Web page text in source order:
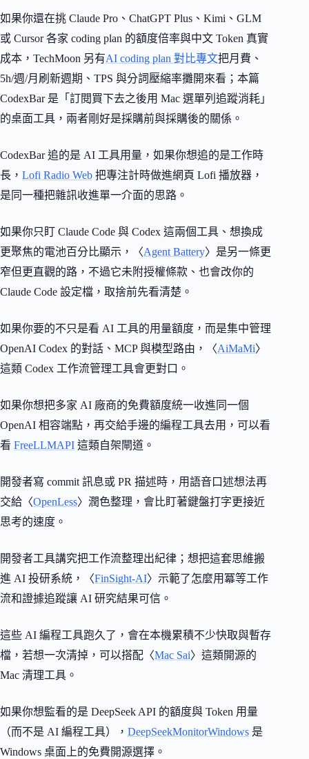
如果你還在挑 Claude Pro、ChatGPT Plus、Kimi、GLM
或 Cursor 各家 coding plan 的額度倍率與中文 Token 真實
成本，TechMoon 另有AI coding plan 對比專文把月費、
5h/週/月刷新週期、TPS 與分詞壓縮率攤開來看；本篇
CodexBar 是「訂閱買下去之後用 Mac 選單列追蹤消耗」
的桌面工具，兩者剛好是採購前與採購後的關係。
CodexBar 追的是 AI 工具用量，如果你想追的是工作時
長， Lofi Radio Web 把專注計時做進網頁 Lofi 播放器，
是同一種把雜訊收進單一介面的思路。
如果你只盯 Claude Code 與 Codex 這兩個工具、想換成
更聚焦的電池百分比顯示，〈Agent Battery〉是另一條更
窄但更直觀的路，不過它未附授權條款、也會改你的
Claude Code 設定檔，取捨前先看清楚。
如果你要的不只是看 AI 工具的用量額度，而是集中管理
OpenAI Codex 的對話、MCP 與模型路由，〈AiMaMi〉
這類 Codex 工作流管理工具會更對口。
如果你想把多家 AI 廠商的免費額度統一收進同一個
OpenAI 相容端點，再交給手邊的編程工具去用，可以看
看 FreeLLMAPI 這類自架閘道。
開發者寫 commit 訊息或 PR 描述時，用語音口述想法再
交給〈OpenLess〉潤色整理，會比盯著鍵盤打字更接近
思考的速度。
開發者工具講究把工作流整理出紀律；想把這套思維搬
進 AI 投研系統，〈FinSight-AI〉示範了怎麼用冪等工作
流和證據追蹤讓 AI 研究結果可信。
這些 AI 編程工具跑久了，會在本機累積不少快取與暫存
檔，若想一次清掉，可以搭配〈Mac Sai〉這類開源的
Mac 清理工具。
如果你想監看的是 DeepSeek API 的額度與 Token 用量
（而不是 AI 編程工具）， DeepSeekMonitorWindows 是
Windows 桌面上的免費開源選擇。